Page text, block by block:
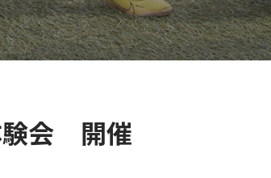
験会 開催